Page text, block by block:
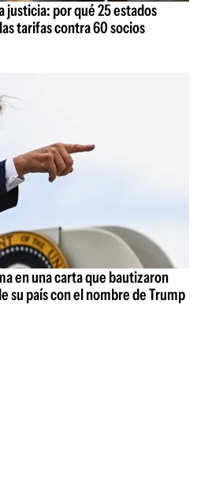
justicia: por qué 25 estados
tarifas contra 60 socios
en una carta que bautizaron
su país con el nombre de Trump